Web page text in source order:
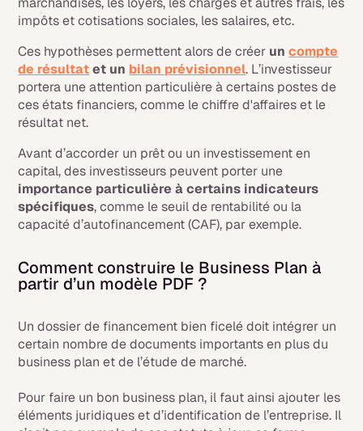
impôts et cotisations sociales, les salaires, etc.
Ces hypothèses permettent alors de créer uncompte
de résultatet un bilan prévisionnel. L’investisseur
portera une attention particulière à certains postes de
ces états financiers, comme le chiffre d'affaires et le
résultat net.
Avant d’accorder un prêt ou un investissement en
capital, des investisseurs peuvent porter une
importance particulière à certains indicateurs
spécifiques, comme le seuil de rentabilité ou la
capacité d’autofinancement (CAF), par exemple.
Comment construire le Business Plan à
partir d’un modèle PDF ?
Un dossier de financement bien ficelé doit intégrer un
certain nombre de documents importants en plus du
business plan et de l’étude de marché.
Pour faire un bon business plan, il faut ainsi ajouter les
éléments juridiques et d’identification de l’entreprise. Il